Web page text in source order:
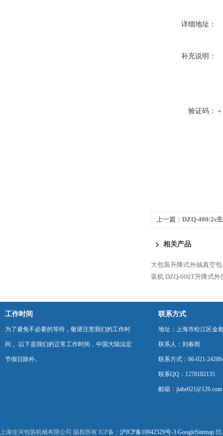
详细地址：
补充说明：
验证码：
上一篇： DZQ-400/2s
相关产品
大包装升降式外抽真空
装机 DZQ-600T升降式外
工作时间
为了避免不必要的等待，敬请注意我们的工作时
间 。以下是我们的正常工作时间，中国大陆法定
节假日除外。
联系方式
地址：上海市松江区金
联系人：刘春雨
联系方式：86-021-
联系QQ：1278182135
邮箱：jiahe021@126.com
上海佳河包装机械有限公司 版权所有 ICP备： 沪ICP备10042529号-3 GoogleSitemap 技